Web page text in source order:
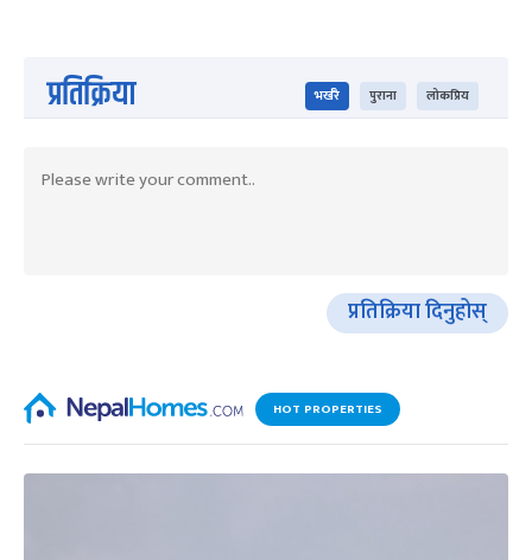
प्रतिक्रिया भर्खरै पुराना लोकप्रिय
प्रतिक्रिया दिनुहोस्
HOT PROPERTIES